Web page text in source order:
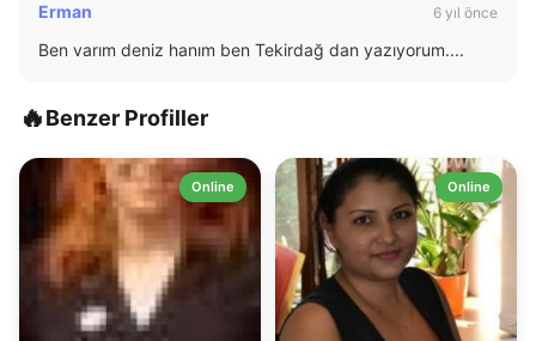
Erman 6 yıl önce
Ben varım deniz hanım ben Tekirdağ dan yazıyorum....
🔥Benzer Profiller
Online Online